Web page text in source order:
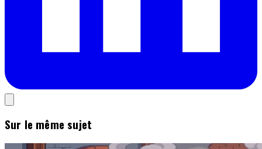
Sur le même sujet